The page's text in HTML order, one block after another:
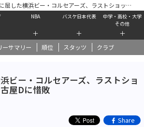
NBA
＋
バスケ日本代表
＋
中学・高校・大学
その他
＋
ーサマリー 順位 スタッツ クラブ
屈した横浜ビー・コルセアーズ、ラストショット
ビー・コルセアーズ、ラストショ
屋Dに惜敗
Share